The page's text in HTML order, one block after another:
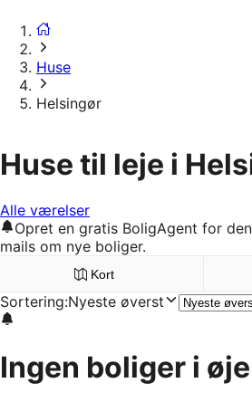
Huse
Helsingør
Huse til leje i
Alle værelser
Opret en gratis BoligAgent for
mails om nye boliger.
Kort
Sortering:Nyeste øverst
Ingen boliger i